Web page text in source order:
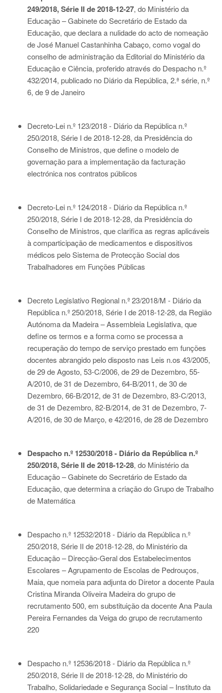
249/2018, Série II de 2018-12-27, do Ministério da
Educação – Gabinete do Secretário de Estado da
Educação, que declara a nulidade do acto de nomeação
de José Manuel Castanhinha Cabaço, como vogal do
conselho de administração da Editorial do Ministério da
Educação e Ciência, proferido através do Despacho n.º
432/2014, publicado no Diário da República, 2.ª série, n.º
6, de 9 de Janeiro
Decreto-Lei n.º 123/2018 - Diário da República n.º
250/2018, Série I de 2018-12-28, da Presidência do
Conselho de Ministros, que define o modelo de
governação para a implementação da facturação
electrónica nos contratos públicos
Decreto-Lei n.º 124/2018 - Diário da República n.º
250/2018, Série I de 2018-12-28, da Presidência do
Conselho de Ministros, que clarifica as regras aplicáveis
à comparticipação de medicamentos e dispositivos
médicos pelo Sistema de Protecção Social dos
Trabalhadores em Funções Públicas
Decreto Legislativo Regional n.º 23/2018/M - Diário da
República n.º 250/2018, Série I de 2018-12-28, da Região
Autónoma da Madeira – Assembleia Legislativa, que
define os termos e a forma como se processa a
recuperação do tempo de serviço prestado em funções
docentes abrangido pelo disposto nas Leis n.os 43/2005,
de 29 de Agosto, 53-C/2006, de 29 de Dezembro, 55-
A/2010, de 31 de Dezembro, 64-B/2011, de 30 de
Dezembro, 66-B/2012, de 31 de Dezembro, 83-C/2013,
de 31 de Dezembro, 82-B/2014, de 31 de Dezembro, 7-
A/2016, de 30 de Março, e42/2016, de 28 de Dezembro
Despacho n.º 12530/2018 - Diário da República n.º
250/2018, Série II de 2018-12-28, do Ministério da
Educação – Gabinete do Secretário de Estado da
Educação, que determina a criação do Grupo de Trabalho
de Matemática
Despacho n.º 12532/2018 - Diário da República n.º
250/2018, Série II de 2018-12-28, do Ministério da
Educação – Direcção-Geral dos Estabelecimentos
Escolares – Agrupamento de Escolas de Pedrouços,
Maia, que nomeia para adjunta do Diretor a docente Paula
Cristina Miranda Oliveira Madeira do grupo de
recrutamento 500, em substituição da docente Ana Paula
Pereira Fernandes da Veiga do grupo de recrutamento
220
Despacho n.º 12536/2018 - Diário da República n.º
250/2018, Série II de 2018-12-28, do Ministério do
Trabalho, Solidariedade e Segurança Social – Instituto da